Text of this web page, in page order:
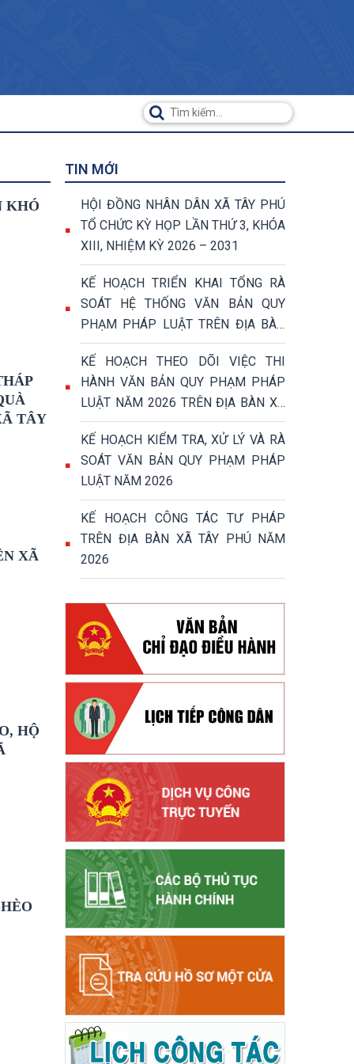
KHÓ
TÂY
XÃ
HỘ
TIN MỚI
HỘI ĐỒNG NHÂN DÂN XÃ TÂY PHÚ
TỔ CHỨC KỲ HỌP LẦN THỨ 3, KHÓA
XIII, NHIỆM KỲ 2026 – 2031
KẾ HOẠCH TRIỂN KHAI TỔNG RÀ
SOÁT HỆ THỐNG VĂN BẢN QUY
PHẠM PHÁP LUẬT TRÊN ĐỊA BÀN
XÃ TÂY PHÚ NĂM 2026
KẾ HOẠCH THEO DÕI VIỆC THI
HÀNH VĂN BẢN QUY PHẠM PHÁP
LUẬT NĂM 2026 TRÊN ĐỊA BÀN XÃ
TÂY PHÚ
KẾ HOẠCH KIỂM TRA, XỬ LÝ VÀ RÀ
SOÁT VĂN BẢN QUY PHẠM PHÁP
LUẬT NĂM 2026
KẾ HOẠCH CÔNG TÁC TƯ PHÁP
TRÊN ĐỊA BÀN XÃ TÂY PHÚ NĂM
2026